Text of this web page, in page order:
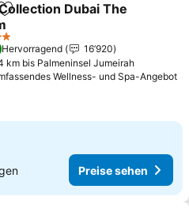
Zu Favoriten hinzufügen
Dubai The
Hervorragend
16’920
km bis Palmeninsel Jumeirah
Wellness- und Spa-Angebot
Preise sehen